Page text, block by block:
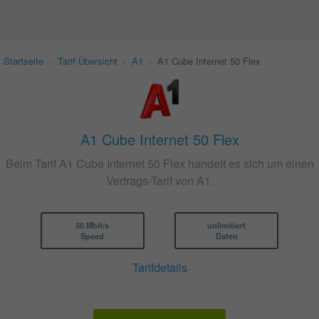
Startseite Tarif-Übersicht A1 A1 Cube Internet 50 Flex
A1 Cube Internet 50 Flex
Beim Tarif A1 Cube Internet 50 Flex handelt es sich um einen
Vertrags-Tarif von A1.
50 Mbit/s
Speed
unlimitiert
Daten
Tarifdetails